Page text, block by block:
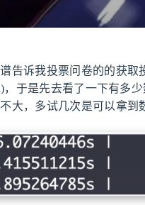
告诉我投票问卷的的获取
，于是先去看了一下有多
大，多试几次是可以拿到